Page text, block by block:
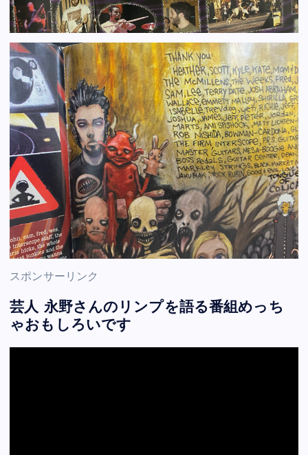
スポンサーリンク
芸人 永野さんのリンプを語る番組めっち
ゃおもしろいです